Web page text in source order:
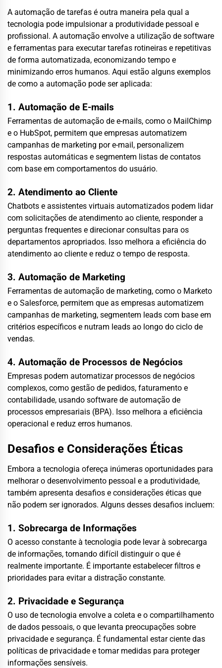
A automação de tarefas é outra maneira pela qual a
tecnologia pode impulsionar a produtividade pessoal e
profissional. A automação envolve a utilização de software
e ferramentas para executar tarefas rotineiras e repetitivas
de forma automatizada, economizando tempo e
minimizando erros humanos. Aqui estão alguns exemplos
de como a automação pode ser aplicada:
1. Automação de E-mails
Ferramentas de automação de e-mails, como o MailChimp
e o HubSpot, permitem que empresas automatizem
campanhas de marketing por e-mail, personalizem
respostas automáticas e segmentem listas de contatos
com base em comportamentos do usuário.
2. Atendimento ao Cliente
Chatbots e assistentes virtuais automatizados podem lidar
com solicitações de atendimento ao cliente, responder a
perguntas frequentes e direcionar consultas para os
departamentos apropriados. Isso melhora a eficiência do
atendimento ao cliente e reduz o tempo de resposta.
3. Automação de Marketing
Ferramentas de automação de marketing, como o Marketo
e o Salesforce, permitem que as empresas automatizem
campanhas de marketing, segmentem leads com base em
critérios específicos e nutram leads ao longo do ciclo de
vendas.
4. Automação de Processos de Negócios
Empresas podem automatizar processos de negócios
complexos, como gestão de pedidos, faturamento e
contabilidade, usando software de automação de
processos empresariais (BPA). Isso melhora a eficiência
operacional e reduz erros humanos.
Desafios e Considerações Éticas
Embora a tecnologia ofereça inúmeras oportunidades para
melhorar o desenvolvimento pessoal e a produtividade,
também apresenta desafios e considerações éticas que
não podem ser ignorados. Alguns desses desafios incluem:
1. Sobrecarga de Informações
O acesso constante à tecnologia pode levar à sobrecarga
de informações, tornando difícil distinguir o que é
realmente importante. É importante estabelecer filtros e
prioridades para evitar a distração constante.
2. Privacidade e Segurança
O uso de tecnologia envolve a coleta e o compartilhamento
de dados pessoais, o que levanta preocupações sobre
privacidade e segurança. É fundamental estar ciente das
políticas de privacidade e tomar medidas para proteger
informações sensíveis.